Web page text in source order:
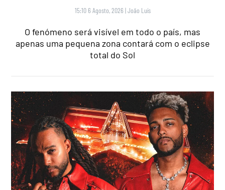
15:10 6 Agosto, 2026 |João Luís
O fenómeno será visível em todo o país, mas
apenas uma pequena zona contará com o eclipse
total do Sol